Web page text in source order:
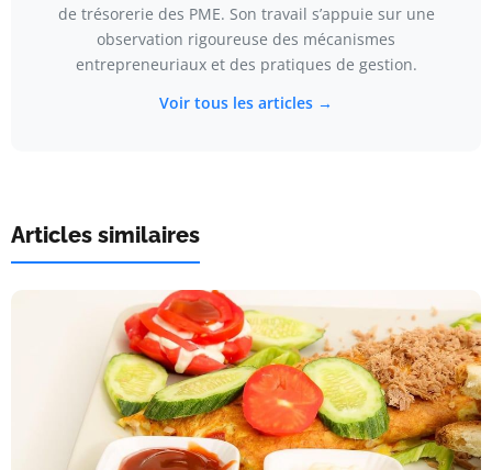
de trésorerie des PME. Son travail s’appuie sur une
observation rigoureuse des mécanismes
entrepreneuriaux et des pratiques de gestion.
Voir tous les articles →
Articles similaires